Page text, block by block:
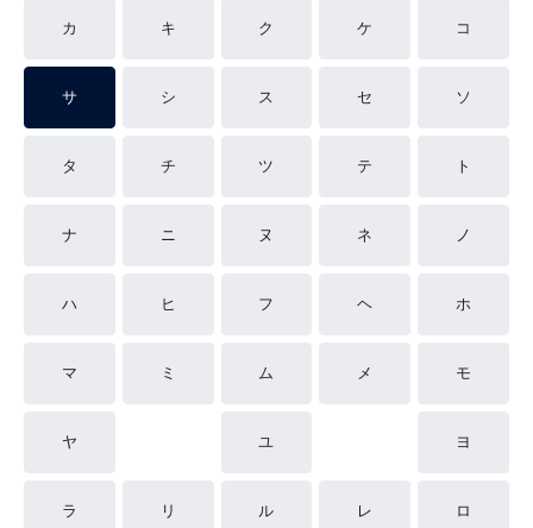
カ キ ク ケ コ
サ シ ス セ ソ
タ チ ツ テ ト
ナ ニ ヌ ネ ノ
ハ ヒ フ ヘ ホ
マ ミ ム メ モ
ヤ ユ ヨ
ラ リ ル レ ロ